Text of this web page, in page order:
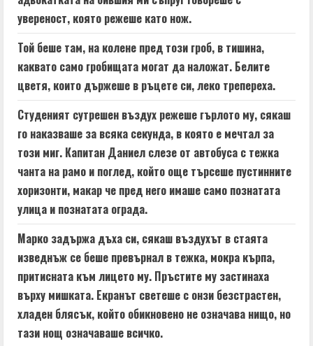
R
e
a
d
i
n
g
увереност, която режеше като нож.
Той беше там, на колене пред този гроб, в тишина,
каквато само гробищата могат да наложат. Белите
цветя, които държеше в ръцете си, леко трепереха.
Студеният сутрешен въздух режеше гърлото му, сякаш
го наказваше за всяка секунда, в която е мечтал за
този миг. Капитан Даниел слезе от автобуса с тежка
чанта на рамо и поглед, който още търсеше пустинните
хоризонти, макар че пред него имаше само познатата
улица и познатата ограда.
Марко задържа дъха си, сякаш въздухът в стаята
изведнъж се беше превърнал в тежка, мокра кърпа,
притисната към лицето му. Пръстите му застинаха
върху мишката. Екранът светеше с онзи безстрастен,
хладен блясък, който обикновено не означава нищо, но
тази нощ означаваше всичко.